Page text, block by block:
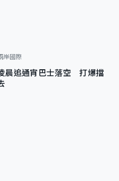
岸國際
晨追通宵巴士落空 打爆擋